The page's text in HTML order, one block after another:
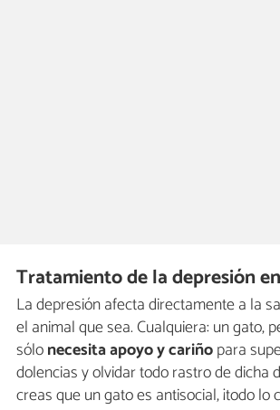
Tratamiento de la depresión
La depresión afecta directamente a la
el animal que sea. Cualquiera: un gato,
sólonecesita apoyo y cariñopara
dolencias y olvidar todo rastro de dicha
creas que un gato es antisocial, ¡todo lo